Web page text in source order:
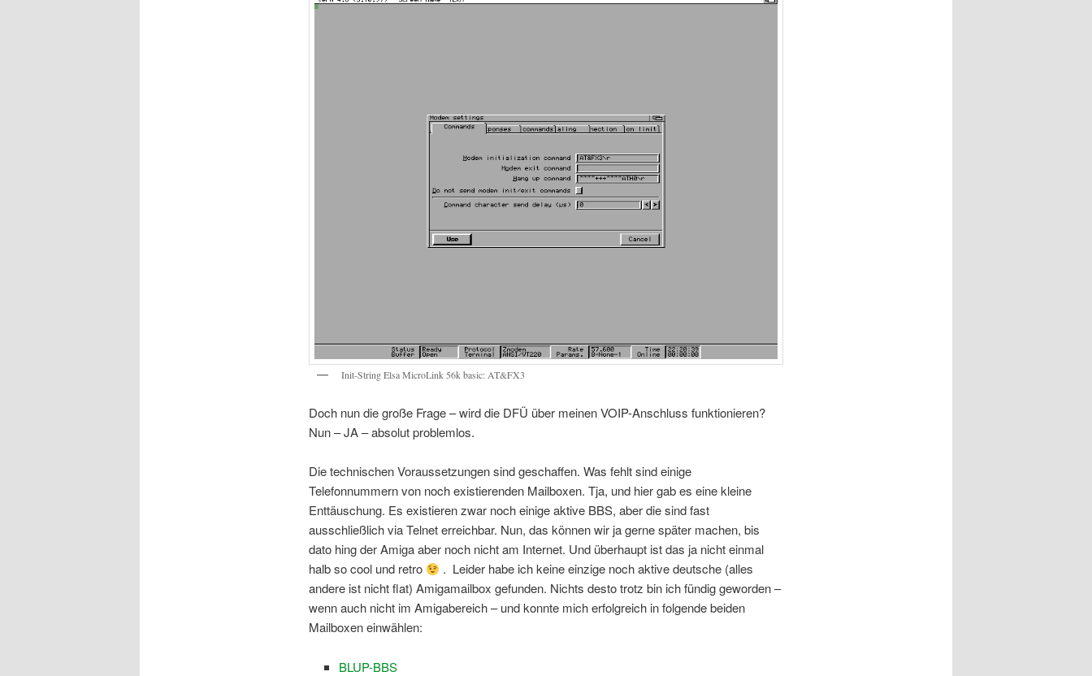
Init-String Elsa MicroLink 56k basic: AT&FX3
Doch nun die große Frage – wird die DFÜ über meinen VOIP-Anschluss funktionieren?
Nun – JA – absolut problemlos.
Die technischen Voraussetzungen sind geschaffen. Was fehlt sind einige
Telefonnummern von noch existierenden Mailboxen. Tja, und hier gab es eine kleine
Enttäuschung. Es existieren zwar noch einige aktive BBS, aber die sind fast
ausschließlich via Telnet erreichbar. Nun, das können wir ja gerne später machen, bis
dato hing der Amiga aber noch nicht am Internet. Und überhaupt ist das ja nicht einmal
halb so cool und retro
. Leider habe ich keine einzige noch aktive deutsche (alles
andere ist nicht flat) Amigamailbox gefunden. Nichts desto trotz bin ich fündig geworden –
wenn auch nicht im Amigabereich – und konnte mich erfolgreich in folgende beiden
Mailboxen einwählen:
BLUP-BBS